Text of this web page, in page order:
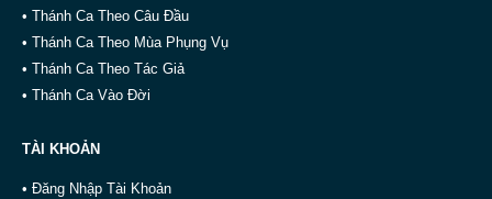
• Thánh Ca Theo Câu Đầu
• Thánh Ca Theo Mùa Phụng Vụ
• Thánh Ca Theo Tác Giả
• Thánh Ca Vào Đời
TÀI KHOẢN
• Đăng Nhập Tài Khoản